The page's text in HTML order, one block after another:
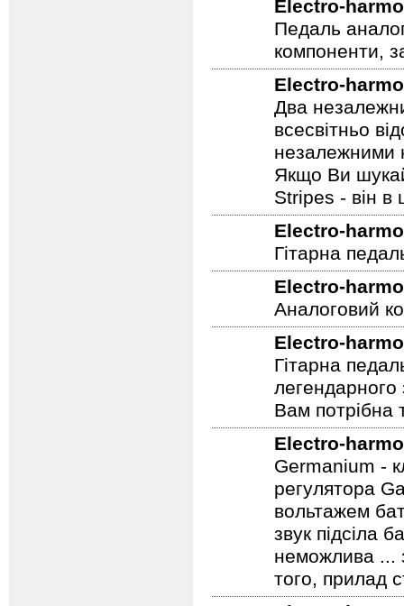
Electro-
Педаль
компоненти,
Electro-
Два
всесвітньо
незалежними
Якщо Ви
Stripes - він в
Electro-
Гітарна
Electro-
Аналоговий
Electro-
Гітарна
Вам потрібна
Electro-
Germanium -
регулятора
вольтажем
звук підсіла
неможлива ...
того, прилад